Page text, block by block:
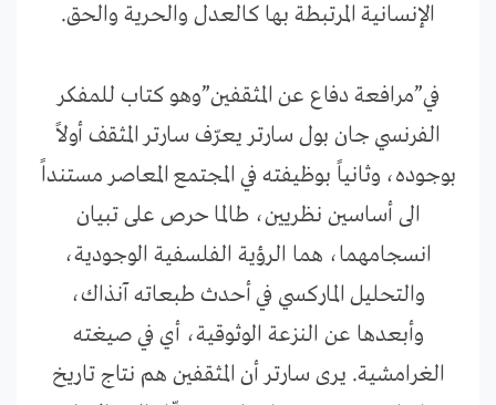
الإنسانية المرتبطة بها كالعدل والحرية والحق.
في”مرافعة دفاع عن المثقفين”وهو كتاب للمفكر
الفرنسي جان بول سارتر يعرّف سارتر المثقف أولاً
بوجوده، وثانياً بوظيفته في المجتمع المعاصر مستنداً
الى أساسين نظريين، طالما حرص على تبيان
انسجامهما، هما الرؤية الفلسفية الوجودية،
والتحليل الماركسي في أحدث طبعاته آنذاك،
وأبعدها عن النزعة الوثوقية، أي في صيغته
الغرامشية. يرى سارتر أن المثقفين هم نتاج تاريخ